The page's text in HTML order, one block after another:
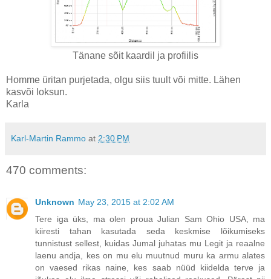
Tänane sõit kaardil ja profiilis
Homme üritan purjetada, olgu siis tuult või mitte. Lähen
kasvõi loksun.
Karla
Karl-Martin Rammo at 2:30 PM
470 comments:
Unknown May 23, 2015 at 2:02 AM
Tere iga üks, ma olen proua Julian Sam Ohio USA, ma
kiiresti tahan kasutada seda keskmise lõikumiseks
tunnistust sellest, kuidas Jumal juhatas mu Legit ja reaalne
laenu andja, kes on mu elu muutnud muru ka armu alates
on vaesed rikas naine, kes saab nüüd kiidelda terve ja